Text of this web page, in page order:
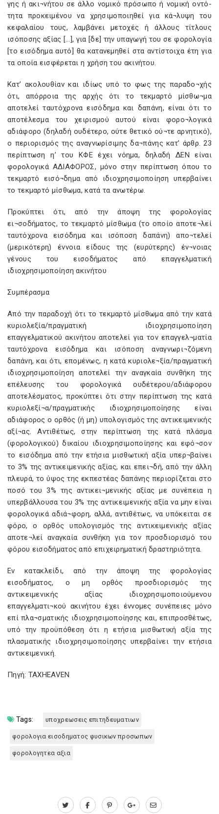
γης ή ακι¬νήτου σε άλλο νομικό πρόσωπο ή νομική οντό-
τητα προκειμένου να χρησιμοποιηθεί για κά¬λυψη του
κεφαλαίου τους, λαμβάνει μετοχές ή άλλους τίτλους
ισόποσης αξίας […], για [δε] την υπαγωγή του σε φορολογία
[το εισόδημα αυτό] θα κατανεμηθεί στα αντίστοιχα έτη για
τα οποία εισφέρεται η χρήση του ακινήτου.
Κατ’ ακολουθίαν και ιδίως υπό το φως της παραδο¬χής
ότι, απόρροια της αρχής ότι το τεκμαρτό μίσθω¬μα
αποτελεί ταυτόχρονα εισόδημα και δαπάνη, είναι ότι το
αποτέλεσμα του χειρισμού αυτού είναι φορο¬λογικά
αδιάφορο (δηλαδή ουδέτερο, ούτε θετικό ού¬τε αρνητικό),
ο περιορισμός της αναγνωρίσιμης δα¬πάνης κατ’ άρθρ. 23
περίπτωση η’ του ΚΦΕ έχει νόημα, δηλαδή ΔΕΝ είναι
φορολογικά ΑΔΙΑΦΟΡΟΣ, μόνο στην περίπτωση όπου το
τεκμαρτό εισό¬δημα από ιδιοχρησιμοποίηση υπερβαίνει
το τεκμαρτό μίσθωμα, κατά τα ανωτέρω.
Προκύπτει ότι, από την άποψη της φορολογίας
ει¬σοδήματος, το τεκμαρτό μίσθωμα (το οποίο αποτε¬λεί
ταυτόχρονα εισόδημα και ισόποση δαπάνη) απο¬τελεί
(μερικότερη) έννοια είδους της (ευρύτερης) έν¬νοιας
γένους του εισοδήματος από επαγγελματική
ιδιοχρησιμοποίηση ακινήτου
Συμπέρασμα
Από την παραδοχή ότι το τεκμαρτό μίσθωμα από την κατά
κυριολεξία/πραγματική ιδιοχρησιμοποίηση
επαγγελματικού ακινήτου αποτελεί για τον επαγγελ¬ματία
ταυτόχρονα εισόδημα και ισόποση αναγνωρι¬ζόμενη
δαπάνη, και ότι, επομένως, η κατά κυριολε¬ξία/πραγματική
ιδιοχρησιμοποίηση αποτελεί την αναγκαία συνθήκη της
επέλευσης του φορολογικά ουδέτερου/αδιάφορου
αποτελέσματος, προκύπτει ότι στην περίπτωση της κατά
κυριολεξί¬α/πραγματικής ιδιοχρησιμοποίησης είναι
αδιάφορος ο ορθός (ή μη) υπολογισμός της αντικειμενικής
αξί¬ας. Αντιθέτως, στην περίπτωση της κατά πλάσμα
(φορολογικού) δικαίου ιδιοχρησιμοποίησης και εφό¬σον
το εισόδημα από την ετήσια μισθωτική αξία υπερ¬βαίνει
το 3% της αντικειμενικής αξίας, και επει¬δή, από την άλλη
πλευρά, το ύψος της εκπεστέας δαπάνης περιορίζεται στο
ποσό του 3% της αντικει¬μενικής αξίας με συνέπεια η
υπερβάλλουσα του 3% της αντικειμενικής αξία να μην είναι
φορολογικά αδιά¬φορη, αλλά, αντιθέτως, να υπόκειται σε
φόρο, ο ορθός υπολογισμός της αντικειμενικής αξίας
αποτε¬λεί αναγκαία συνθήκη για τον προσδιορισμό του
φόρου εισοδήματος από επιχειρηματική δραστηριότητα.
Εν κατακλείδι, από την άποψη της φορολογίας
εισοδήματος, ο μη ορθός προσδιορισμός της
αντικειμενικής αξίας ιδιοχρησιμοποιούμενου
επαγγελματι¬κού ακινήτου έχει έννομες συνέπειες μόνο
επί πλα¬σματικής ιδιοχρησιμοποίησης και, επιπροσθέτως,
υπό την προϋπόθεση ότι η ετήσια μισθωτική αξία της
πλασματικής ιδιοχρησιμοποίησης υπερβαίνει την ετήσια
αντικειμενική.
Πηγή: TAXHEAVEN
Tags: υποχρεωσεις επιτηδευματιων
φορολογια εισοδηματος φυσικων προσωπων
φορολογητεα αξια